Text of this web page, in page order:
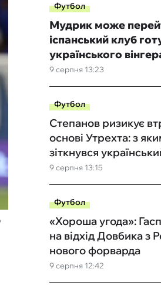
Футбол
9 серпня 13:23
Мудрик може
іспанський клуб
українського
Футбол
9 серпня 13:15
Степанов ризикує
основі Утрехта: з
зіткнувся
Футбол
9 серпня 12:42
«Хороша угода»:
на відхід Довбика з
нового форварда